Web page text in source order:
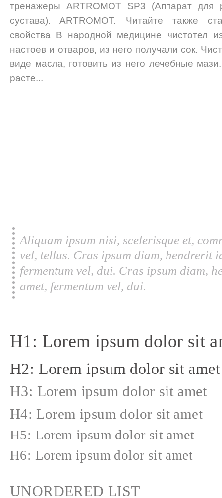
тренажеры ARTROMOT SP3 (Аппарат для
сустава). ARTROMOT. Читайте также
свойства В народной медицине чистотел
настоев и отваров, из него получали сок.
виде масла, готовить из него лечебные
расте...
Aliquam ipsum nisi, scelerisque et,
vel, tellus. Cras ipsum diam, hendrerit
fermentum vel, dui. Cras ipsum diam,
amet, fermentum vel, dui.
H1: Lorem ipsum dolor sit
H2: Lorem ipsum dolor sit amet
H3: Lorem ipsum dolor sit amet
H4: Lorem ipsum dolor sit amet
H5: Lorem ipsum dolor sit amet
H6: Lorem ipsum dolor sit amet
UNORDERED LIST